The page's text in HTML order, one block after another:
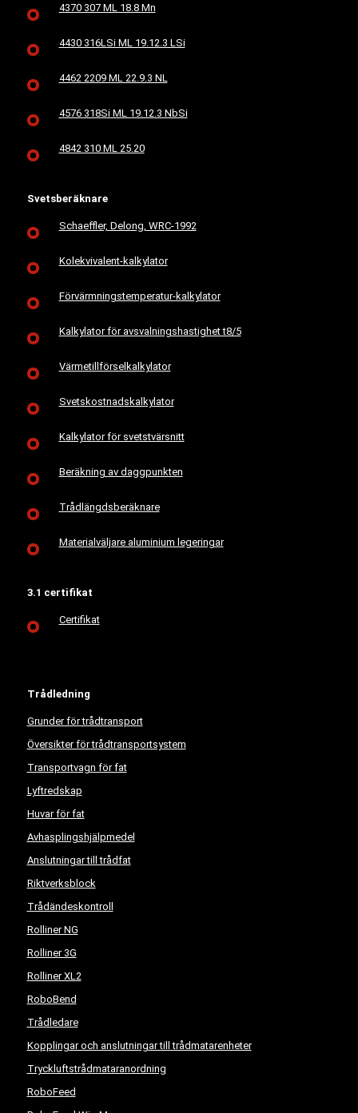
4370 307 ML 18.8 Mn
4430 316LSi ML 19.12.3 LSi
4462 2209 ML 22.9.3 NL
4576 318Si ML 19.12.3 NbSi
4842 310 ML 25.20
Svetsberäknare
Schaeffler, Delong, WRC-1992
Kolekvivalent-kalkylator
Förvärmningstemperatur-kalkylator
Kalkylator för avsvalningshastighet t8/5
Värmetillförselkalkylator
Svetskostnadskalkylator
Kalkylator för svetstvärsnitt
Beräkning av daggpunkten
Trådlängdsberäknare
Materialväljare aluminium legeringar
3.1 certifikat
Certifikat
Trådledning
Grunder för trådtransport
Översikter för trådtransportsystem
Transportvagn för fat
Lyftredskap
Huvar för fat
Avhasplingshjälpmedel
Anslutningar till trådfat
Riktverksblock
Trådändeskontroll
Rolliner NG
Rolliner 3G
Rolliner XL2
RoboBend
Trådledare
Kopplingar och anslutningar till trådmatarenheter
Tryckluftstrådmataranordning
RoboFeed